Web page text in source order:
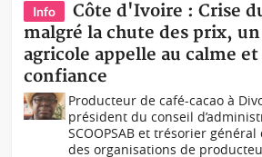
Info
Côte d'Ivoire : Crise
malgré la chute des prix,
agricole appelle au calme et
confiance
Producteur de café-cacao à
président du conseil
SCOOPSAB et trésorier
des organisations de